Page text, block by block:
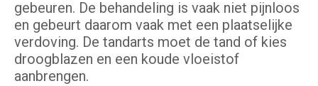
gebeuren. De behandeling is vaak niet pijnloos
en gebeurt daarom vaak met een plaatselijke
verdoving. De tandarts moet de tand of kies
droogblazen en een koude vloeistof
aanbrengen.